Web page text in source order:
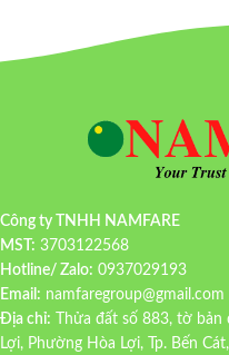
Công ty TNHH NAMFARE
MST: 3703122568
Hotline/ Zalo: 0937029193
Email: namfaregroup@gmail.com
Địa chỉ: Thửa đất số 883, tờ
Lợi, Phường Hòa Lợi, Tp. Bến